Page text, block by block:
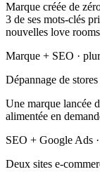
Marque créée de
3 de ses mots-clés
nouvelles love
Marque + SEO ·
Dépannage de
Une marque lancée
alimentée en
SEO + Google Ads
Deux sites e-